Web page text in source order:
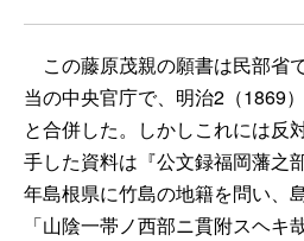
この藤原茂親の願書は民部省
当の中央官庁で、明治2（1869
と合併した。しかしこれには反
手した資料は『公文録福岡藩之
年島根県に竹島の地籍を問い、
「山陰一帯ノ西部ニ貫附スヘ